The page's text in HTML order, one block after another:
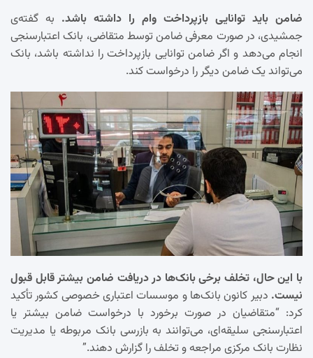
ضامن باید توانایی بازپرداخت وام را داشته باشد. به گفته‌ی
جمشیدی، در صورت معرفی ضامن توسط متقاضی، بانک اعتبارسنجی
انجام می‌دهد و اگر ضامن توانایی بازپرداخت را نداشته باشد، بانک
می‌تواند یک ضامن دیگر را درخواست کند.
با این حال، تخلف برخی بانک‌ها در دریافت ضامن بیشتر قابل قبول
نیست. دبیر کانون بانک‌ها و موسسات اعتباری خصوصی کشور تأکید
کرد: “متقاضیان در صورت برخورد با درخواست ضامن بیشتر یا
اعتبارسنجی سلیقه‌ای، می‌توانند به بازرسی بانک مربوطه یا مدیریت
نظارت بانک مرکزی مراجعه و تخلف را گزارش دهند.”